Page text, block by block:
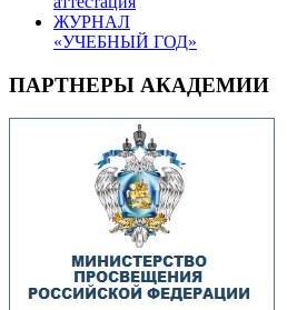
ЖУРНАЛ
«УЧЕБНЫЙ ГОД»
ПАРТНЕРЫ АКАДЕМИИ